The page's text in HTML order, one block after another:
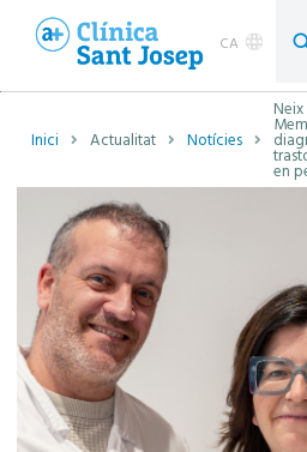
CA
Inici Actualitat Notícies
en